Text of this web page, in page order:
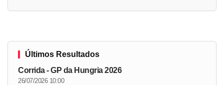
Últimos Resultados
Corrida - GP da Hungria 2026
26/07/2026 10:00